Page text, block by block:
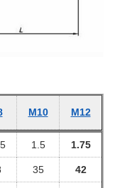
M10 M12
1.5 1.75
35 42